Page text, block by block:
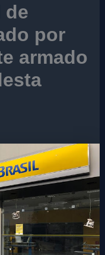
de
por
armado